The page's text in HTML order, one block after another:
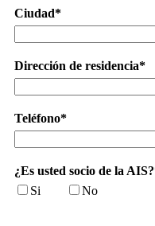
Ciudad*
Dirección de residencia*
Teléfono*
¿Es usted socio de la
Si
No